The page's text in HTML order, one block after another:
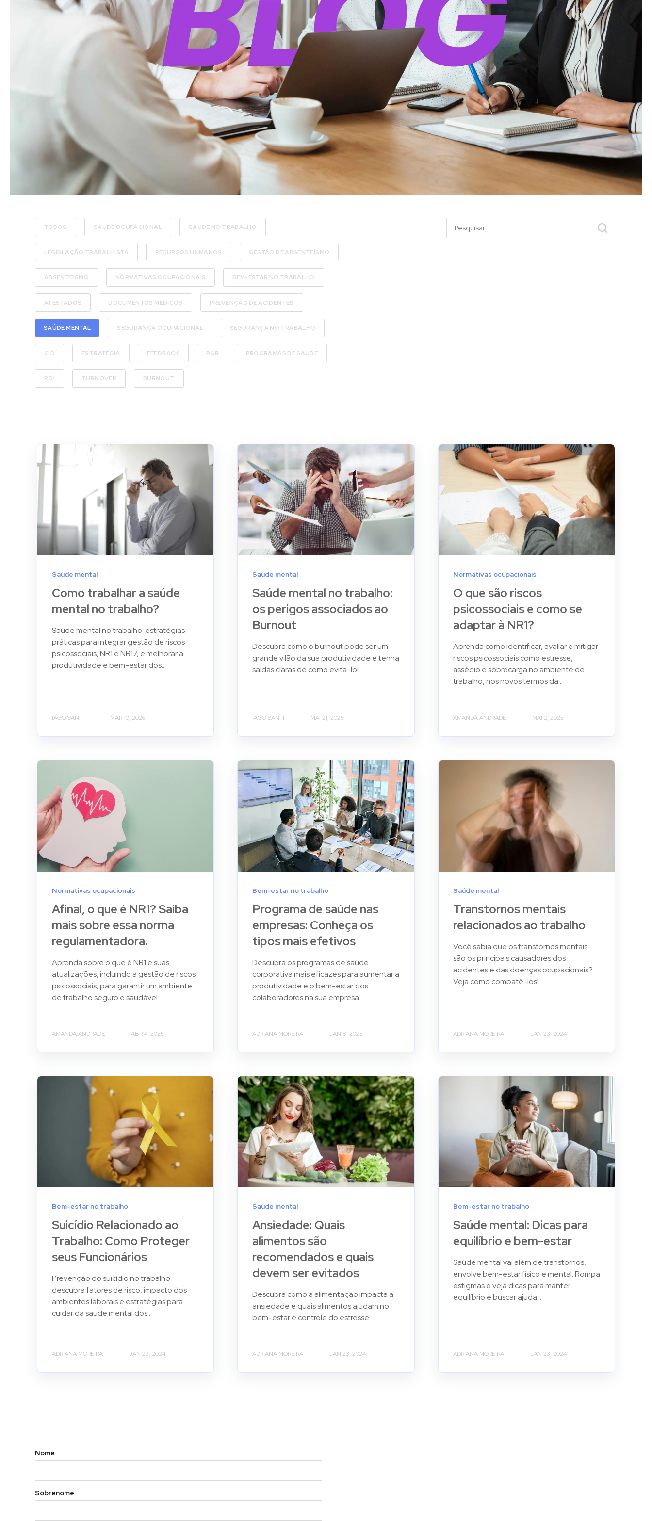
TODOS SAÚDE OCUPACIONAL SAÚDE NO TRABALHO
LEGISLAÇÃO TRABALHISTA RECURSOS HUMANOS GESTÃO DE ABSENTEÍSMO
ABSENTEÍSMO NORMATIVAS OCUPACIONAIS BEM-ESTAR NO TRABALHO
ATESTADOS DOCUMENTOS MÉDICOS PREVENÇÃO DE ACIDENTES
SAÚDE MENTAL SEGURANÇA OCUPACIONAL SEGURANÇA NO TRABALHO
CID ESTRATÉGIA FEEDBACK PGR PROGRAMAS DE SAÚDE
ROI TURNOVER BURNOUT
Saúde mental
Como trabalhar a saúde
mental no trabalho?
Saúde mental no trabalho: estratégias
práticas para integrar gestão de riscos
psicossociais, NR1 e NR17, e melhorar a
produtividade e bem-estar dos...
IAGO SANTI MAR 10, 2026
Saúde mental
Saúde mental no trabalho:
os perigos associados ao
Burnout
Descubra como o burnout pode ser um
grande vilão da sua produtividade e tenha
saídas claras de como evita-lo!
IAGO SANTI MAI 21, 2025
Normativas ocupacionais
O que são riscos
psicossociais e como se
adaptar à NR1?
Aprenda como identificar, avaliar e mitigar
riscos psicossociais como estresse,
assédio e sobrecarga no ambiente de
trabalho, nos novos termos da...
AMANDA ANDRADE MAI 2, 2025
Normativas ocupacionais
Afinal, o que é NR1? Saiba
mais sobre essa norma
regulamentadora.
Aprenda sobre o que é NR1 e suas
atualizações, incluindo a gestão de riscos
psicossociais, para garantir um ambiente
de trabalho seguro e saudável.
AMANDA ANDRADE ABR 4, 2025
Bem-estar no trabalho
Programa de saúde nas
empresas: Conheça os
tipos mais efetivos
Descubra os programas de saúde
corporativa mais eficazes para aumentar a
produtividade e o bem-estar dos
colaboradores na sua empresa.
ADRIANA MOREIRA JAN 8, 2025
Saúde mental
Transtornos mentais
relacionados ao trabalho
Você sabia que os transtornos mentais
são os principais causadores dos
acidentes e das doenças ocupacionais?
Veja como combatê-los!
ADRIANA MOREIRA JAN 23, 2024
Bem-estar no trabalho
Suicídio Relacionado ao
Trabalho: Como Proteger
seus Funcionários
Prevenção do suicídio no trabalho:
descubra fatores de risco, impacto dos
ambientes laborais e estratégias para
cuidar da saúde mental dos...
ADRIANA MOREIRA JAN 23, 2024
Saúde mental
Ansiedade: Quais
alimentos são
recomendados e quais
devem ser evitados
Descubra como a alimentação impacta a
ansiedade e quais alimentos ajudam no
bem-estar e controle do estresse.
ADRIANA MOREIRA JAN 23, 2024
Bem-estar no trabalho
Saúde mental: Dicas para
equilíbrio e bem-estar
Saúde mental vai além de transtornos,
envolve bem-estar físico e mental. Rompa
estigmas e veja dicas para manter
equilíbrio e buscar ajuda...
ADRIANA MOREIRA JAN 23, 2024
Nome
Sobrenome